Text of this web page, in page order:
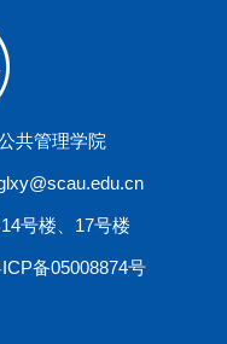
共管理学院
号楼、17号楼
备05008874号